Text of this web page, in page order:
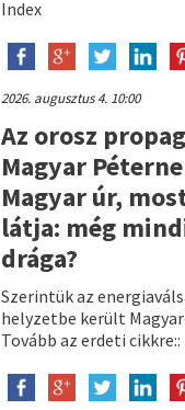
Index
2026. augusztus 4. 10:00
Az orosz
Magyar
Magyar úr,
látja: még
drága?
Szerintük az
helyzetbe került
Tovább az erdeti cikkre::